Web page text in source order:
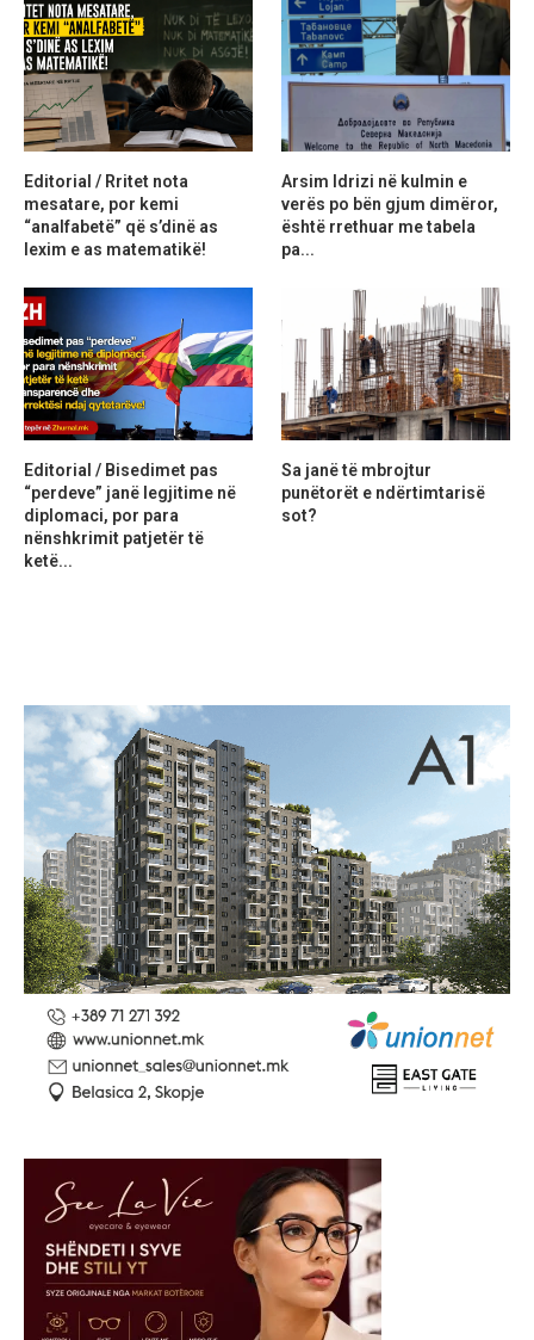
Editorial / Rritet nota
mesatare, por kemi
“analfabetë” që s’dinë as
lexim e as matematikë!
Arsim Idrizi në kulmin e
verës po bën gjum dimëror,
është rrethuar me tabela
pa...
Editorial / Bisedimet pas
“perdeve” janë legjitime në
diplomaci, por para
nënshkrimit patjetër të
ketë...
Sa janë të mbrojtur
punëtorët e ndërtimtarisë
sot?